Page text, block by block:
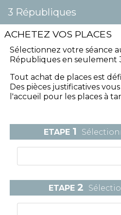
3 Républiques
ACHETEZ VOS PLACES
Sélectionnez votre séance
Républiques en seulement
Tout achat de places est
Des pièces justificatives
l'accueil pour les places à
ETAPE 1
ETAPE 2